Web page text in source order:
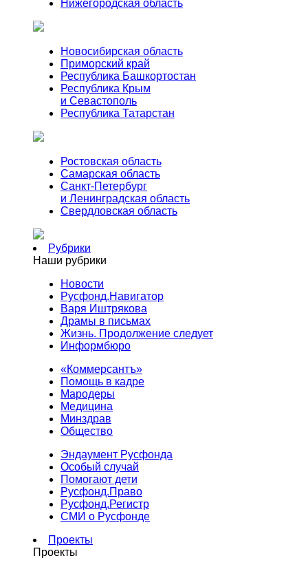
Нижегородская область
Новосибирская область
Приморский край
Республика Башкортостан
Республика Крым
и Севастополь
Республика Татарстан
Ростовская область
Самарская область
Санкт-Петербург
и Ленинградская область
Свердловская область
Рубрики
Наши рубрики
Новости
Русфонд.Навигатор
Варя Иштрякова
Драмы в письмах
Жизнь. Продолжение следует
Информбюро
«Коммерсантъ»
Помощь в кадре
Мародеры
Медицина
Минздрав
Общество
Эндаумент Русфонда
Особый случай
Помогают дети
Русфонд.Право
Русфонд.Регистр
СМИ о Русфонде
Проекты
Проекты